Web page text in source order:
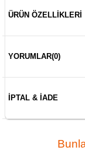
ÜRÜN ÖZELLIKLERI
YORUMLAR(0)
İPTAL & İADE